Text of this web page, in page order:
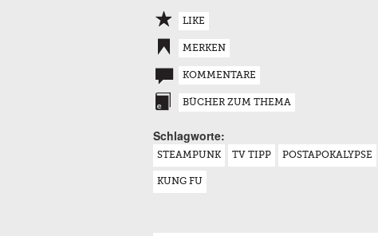
LIKE
MERKEN
KOMMENTARE
BÜCHER ZUM THEMA
Schlagworte:
STEAMPUNK TV TIPP POSTAPOKALYPSE
KUNG FU